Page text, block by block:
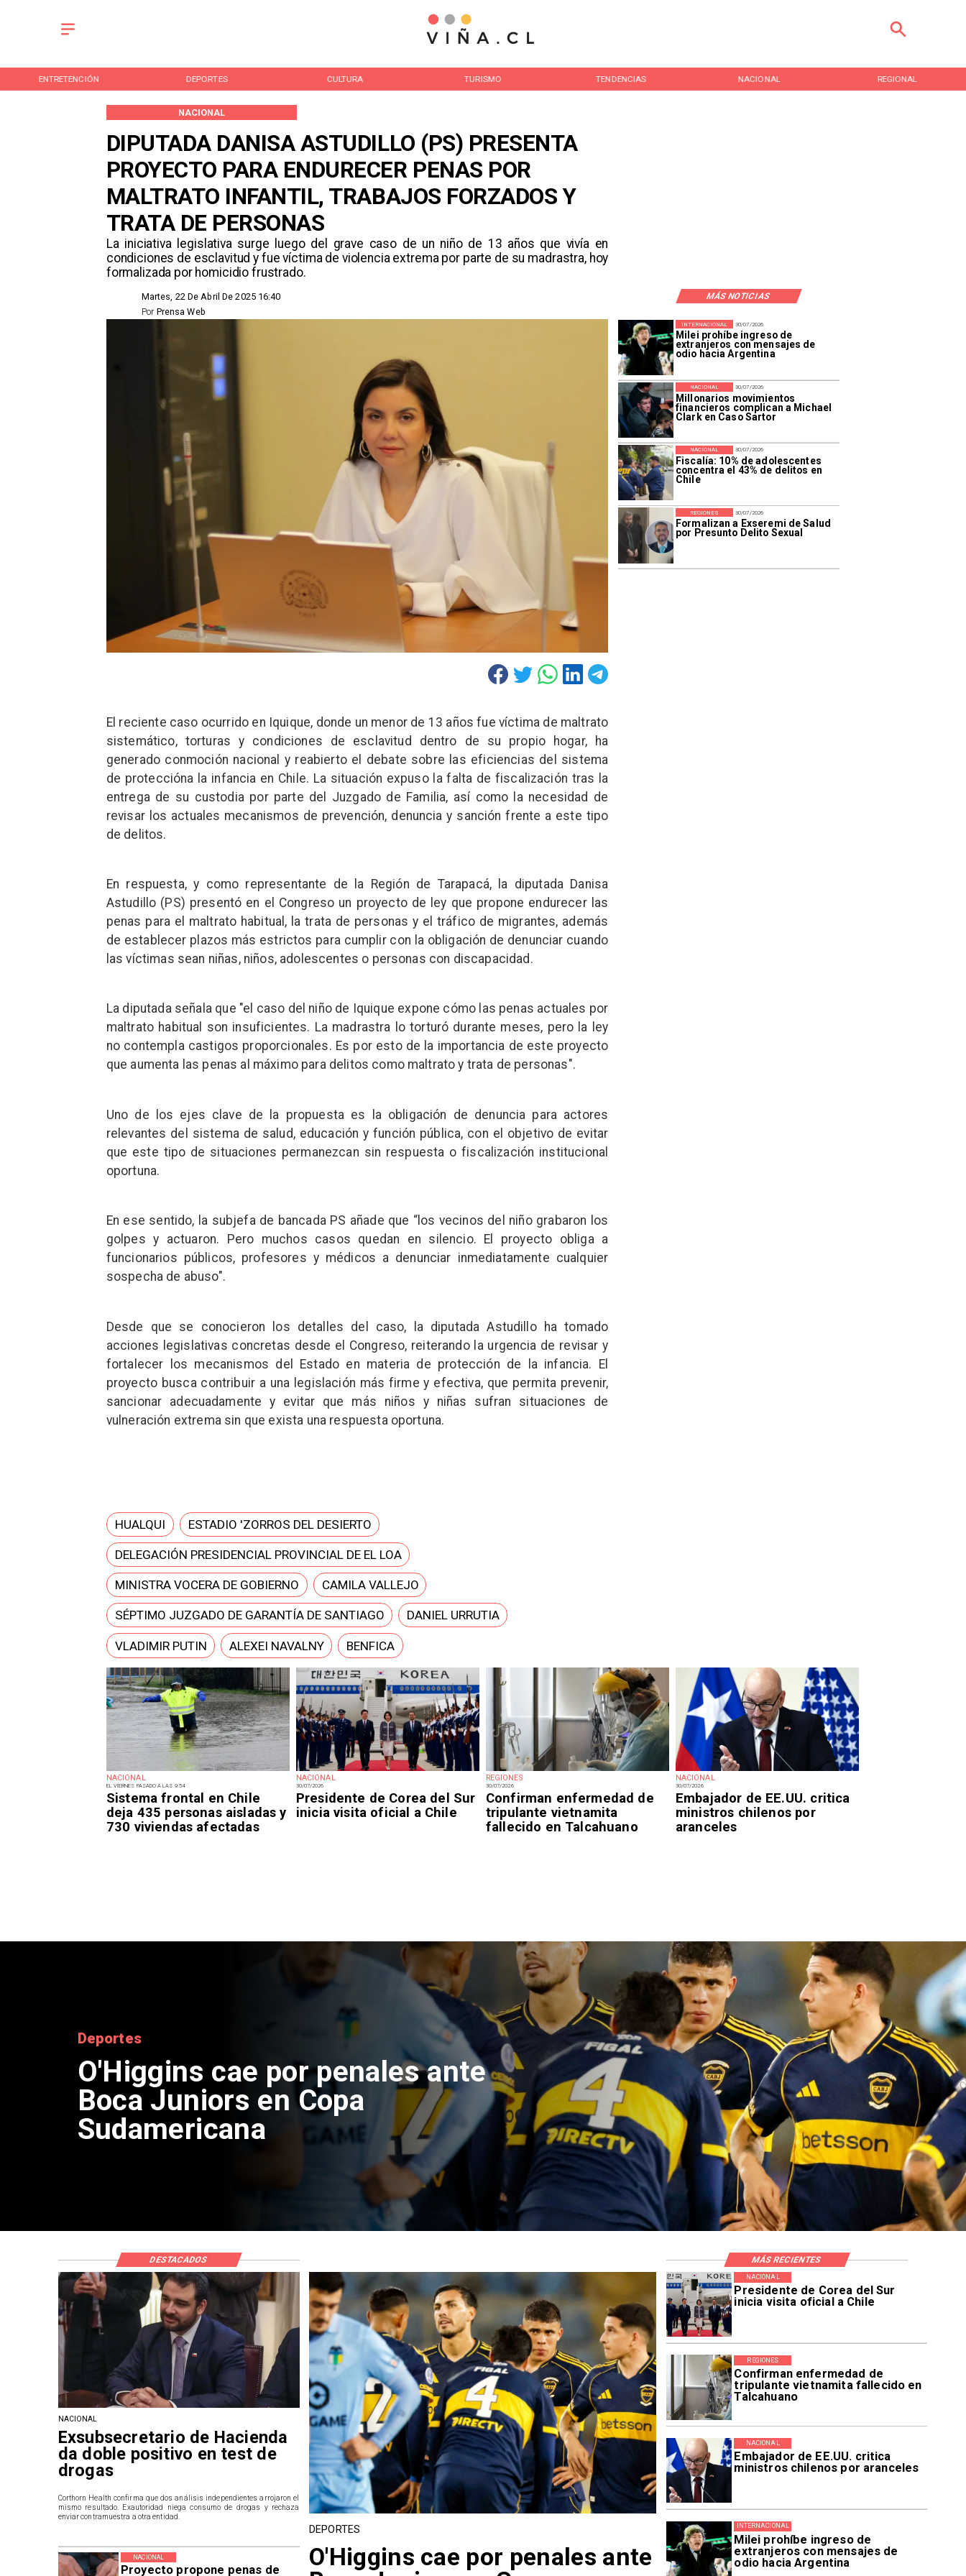
ENTRETENCIÓN DEPORTES CULTURA TURISMO TENDENCIAS NACIONAL REGIONAL
​DIPUTADA DANISA ASTUDILLO (PS) PRESENTA
PROYECTO PARA ENDURECER PENAS POR
MALTRATO INFANTIL, TRABAJOS FORZADOS Y
TRATA DE PERSONAS
​​La iniciativa legislativa surge luego del grave caso de un niño de 13 años que vivía en
condiciones de esclavitud y fue víctima de violencia extrema por parte de su madrastra, hoy
formalizada por homicidio frustrado.
NACIONAL
MÁS NOTICIAS
Martes, 22 De Abril De 2025 16:40
Prensa Web
Por
NACIONAL
EL VIERNES PASADO A LAS 9:54
Sistema frontal en Chile
deja 435 personas aisladas y
730 viviendas afectadas
NACIONAL
30/07/2026
Presidente de Corea del Sur
inicia visita oficial a Chile
REGIONES
30/07/2026
Confirman enfermedad de
tripulante vietnamita
fallecido en Talcahuano
NACIONAL
30/07/2026
Embajador de EE.UU. critica
ministros chilenos por
aranceles
30/07/2026
Milei prohíbe ingreso de
extranjeros con mensajes de
odio hacia Argentina
INTERNACIONAL
30/07/2026
Millonarios movimientos
financieros complican a Michael
Clark en Caso Sartor
NACIONAL
30/07/2026
Fiscalía: 10% de adolescentes
concentra el 43% de delitos en
Chile
NACIONAL
30/07/2026
Formalizan a Exseremi de Salud
por Presunto Delito Sexual
REGIONES
El reciente caso ocurrido en Iquique, donde un menor de 13 años fue víctima de maltrato
sistemático, torturas y condiciones de esclavitud dentro de su propio hogar, ha
generado conmoción nacional y reabierto el debate sobre las eficiencias del sistema
de proteccióna la infancia en Chile. La situación expuso la falta de fiscalización tras la
entrega de su custodia por parte del Juzgado de Familia, así como la necesidad de
revisar los actuales mecanismos de prevención, denuncia y sanción frente a este tipo
de delitos.
En respuesta, y como representante de la Región de Tarapacá, la diputada Danisa
Astudillo (PS) presentó en el Congreso un proyecto de ley que propone endurecer las
penas para el maltrato habitual, la trata de personas y el tráfico de migrantes, además
de establecer plazos más estrictos para cumplir con la obligación de denunciar cuando
las víctimas sean niñas, niños, adolescentes o personas con discapacidad.
La diputada señala que "el caso del niño de Iquique expone cómo las penas actuales por
maltrato habitual son insuficientes. La madrastra lo torturó durante meses, pero la ley
no contempla castigos proporcionales. Es por esto de la importancia de este proyecto
que aumenta las penas al máximo para delitos como maltrato y trata de personas".
Uno de los ejes clave de la propuesta es la obligación de denuncia para actores
relevantes del sistema de salud, educación y función pública, con el objetivo de evitar
que este tipo de situaciones permanezcan sin respuesta o fiscalización institucional
oportuna.
En ese sentido, la subjefa de bancada PS añade que “los vecinos del niño grabaron los
golpes y actuaron. Pero muchos casos quedan en silencio. El proyecto obliga a
funcionarios públicos, profesores y médicos a denunciar inmediatamente cualquier
sospecha de abuso".
Desde que se conocieron los detalles del caso, la diputada Astudillo ha tomado
acciones legislativas concretas desde el Congreso, reiterando la urgencia de revisar y
fortalecer los mecanismos del Estado en materia de protección de la infancia. El
proyecto busca contribuir a una legislación más firme y efectiva, que permita prevenir,
sancionar adecuadamente y evitar que más niños y niñas sufran situaciones de
vulneración extrema sin que exista una respuesta oportuna.
HUALQUI ESTADIO 'ZORROS DEL DESIERTO
DELEGACIÓN PRESIDENCIAL PROVINCIAL DE EL LOA
MINISTRA VOCERA DE GOBIERNO CAMILA VALLEJO
SÉPTIMO JUZGADO DE GARANTÍA DE SANTIAGO DANIEL URRUTIA
VLADIMIR PUTIN ALEXEI NAVALNY BENFICA
Deportes
O'Higgins cae por penales ante
Boca Juniors en Copa
Sudamericana
Presidente de Corea del Sur
inicia visita oficial a Chile
NACIONAL
Confirman enfermedad de
tripulante vietnamita fallecido en
Talcahuano
REGIONES
Embajador de EE.UU. critica
ministros chilenos por aranceles
NACIONAL
Milei prohíbe ingreso de
extranjeros con mensajes de
odio hacia Argentina
INTERNACIONAL
Proyecto propone penas de
NACIONAL
NACIONAL
Exsubsecretario de Hacienda
da doble positivo en test de
drogas
Corthorn Health confirma que dos análisis independientes arrojaron el
mismo resultado. Exautoridad niega consumo de drogas y rechaza
enviar contramuestra a otra entidad.
DEPORTES
O'Higgins cae por penales ante
DESTACADOS MÁS RECIENTES